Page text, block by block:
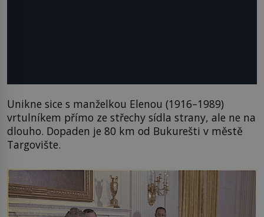
Unikne sice s manželkou Elenou (1916–1989)
vrtulníkem přímo ze střechy sídla strany, ale ne na
dlouho. Dopaden je 80 km od Bukurešti v městě
Targovište.